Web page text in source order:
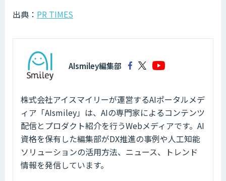
出典： PR TIMES
AIsmiley編集部
株式会社アイスマイリーが運営するAIポータルメデ
ィア「AIsmiley」は、AIの専門家によるコンテンツ
配信とプロダクト紹介を行うWebメディアです。AI
資格を保有した編集部がDX推進の事例や人工知能
ソリューションの活用方法、ニュース、トレンド
情報を発信しています。